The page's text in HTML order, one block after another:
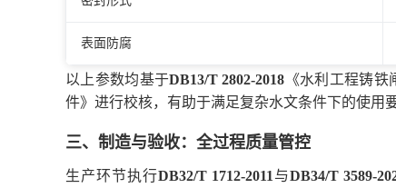
表面防腐
以上参数均基于DB13/T 2802-2018 《水利工程铸
件》进行校核，有助于满足复杂水文条件下的使用要
三、制造与验收：全过程质量管控
生产环节执行DB32/T 1712-2011 与DB34/T 3589-